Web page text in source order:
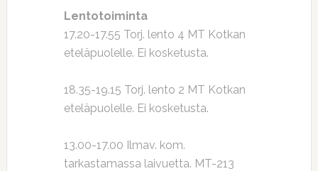
Lentotoiminta
17.20-17.55 Torj. lento 4 MT Kotkan
eteläpuolelle. Ei kosketusta.
18.35-19.15 Torj. lento 2 MT Kotkan
eteläpuolelle. Ei kosketusta.
13.00-17.00 Ilmav. kom.
tarkastamassa laivuetta. MT-213